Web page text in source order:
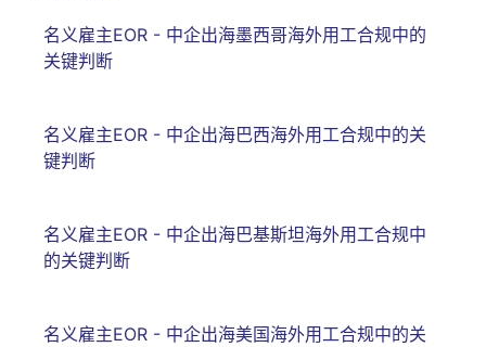
名义雇主EOR - 中企出海墨西哥海外用工合规中的
关键判断
名义雇主EOR - 中企出海巴西海外用工合规中的关
键判断
名义雇主EOR - 中企出海巴基斯坦海外用工合规中
的关键判断
名义雇主EOR - 中企出海美国海外用工合规中的关